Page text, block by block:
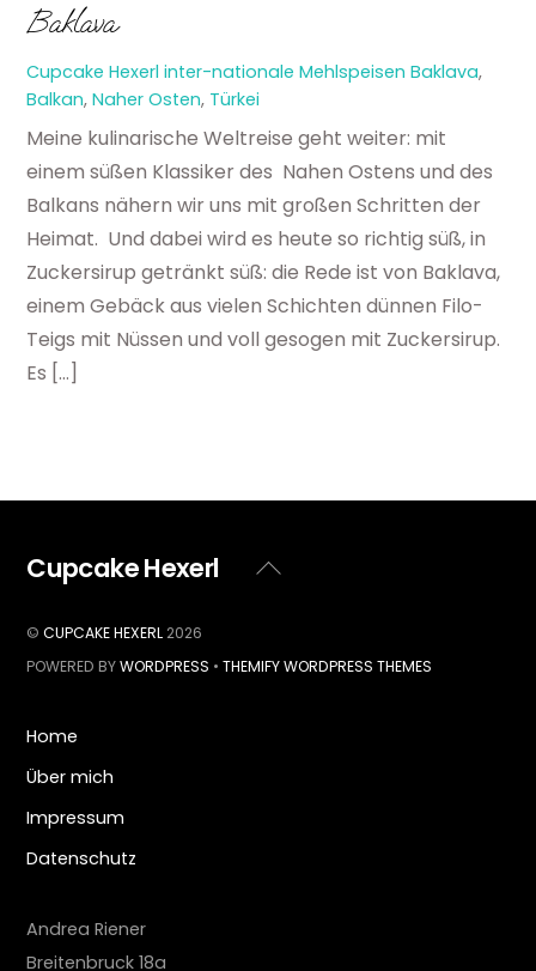
Baklava
Cupcake Hexerl inter-nationale Mehlspeisen Baklava,
Balkan,Naher Osten, Türkei
Meine kulinarische Weltreise geht weiter: mit
einem süßen Klassiker des Nahen Ostens und des
Balkans nähern wir uns mit großen Schritten der
Heimat. Und dabei wird es heute so richtig süß, in
Zuckersirup getränkt süß: die Rede ist von Baklava,
einem Gebäck aus vielen Schichten dünnen Filo-
Teigs mit Nüssen und voll gesogen mit Zuckersirup.
Es […]
Back
Cupcake Hexerl
©CUPCAKE HEXERL 2026
POWERED BYWORDPRESS •THEMIFY WORDPRESS THEMES
Home
Über mich
Impressum
Datenschutz
Andrea Riener
Breitenbruck 18a